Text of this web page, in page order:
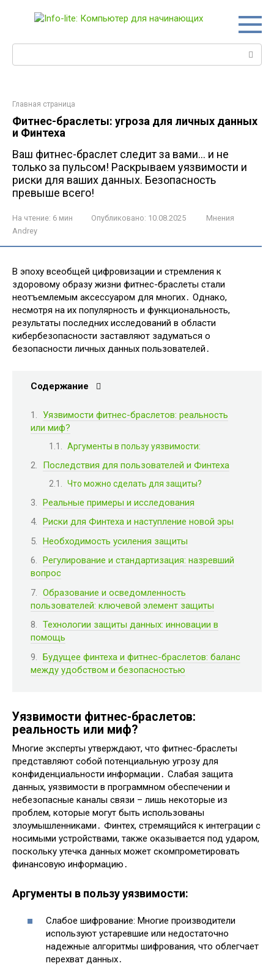
Главная страница
Фитнес-браслеты: угроза для личных данных
и Финтеха
Ваш фитнес-браслет следит за вами... и не
только за пульсом! Раскрываем уязвимости и
риски для ваших данных. Безопасность
превыше всего!
На чтение: 6 мин Опубликовано: 10.08.2025
Мнения
Andrey
В эпоху всеобщей цифровизации и стремления к
здоровому образу жизни фитнес-браслеты стали
неотъемлемым аксессуаром для многих․ Однако,
несмотря на их популярность и функциональность,
результаты последних исследований в области
кибербезопасности заставляют задуматься о
безопасности личных данных пользователей․
Содержание
Уязвимости фитнес-браслетов: реальность
или миф?
Аргументы в пользу уязвимости:
Последствия для пользователей и Финтеха
Что можно сделать для защиты?
Реальные примеры и исследования
Риски для Финтеха и наступление новой эры
Необходимость усиления защиты
Регулирование и стандартизация: назревший
вопрос
Образование и осведомленность
пользователей: ключевой элемент защиты
Технологии защиты данных: инновации в
помощь
Будущее финтеха и фитнес-браслетов: баланс
между удобством и безопасностью
Уязвимости фитнес-браслетов:
реальность или миф?
Многие эксперты утверждают, что фитнес-браслеты
представляют собой потенциальную угрозу для
конфиденциальности информации․ Слабая защита
данных, уязвимости в программном обеспечении и
небезопасные каналы связи – лишь некоторые из
проблем, которые могут быть использованы
злоумышленниками․ Финтех, стремящийся к интеграции с
носимыми устройствами, также оказывается под ударом,
поскольку утечка данных может скомпрометировать
финансовую информацию․
Аргументы в пользу уязвимости:
Слабое шифрование: Многие производители
используют устаревшие или недостаточно
надежные алгоритмы шифрования, что облегчает
перехват данных․